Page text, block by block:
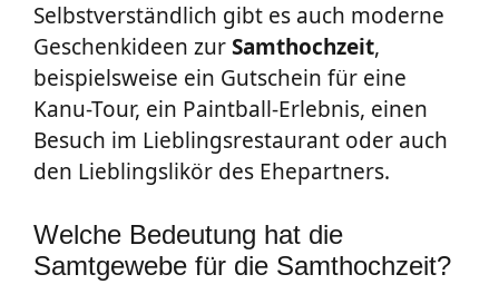
Selbstverständlich gibt es auch moderne
Geschenkideen zurSamthochzeit,
beispielsweise ein Gutschein für eine
Kanu-Tour, ein Paintball-Erlebnis, einen
Besuch im Lieblingsrestaurant oder auch
den Lieblingslikör des Ehepartners.
Welche Bedeutung hat die
Samtgewebe für die Samthochzeit?